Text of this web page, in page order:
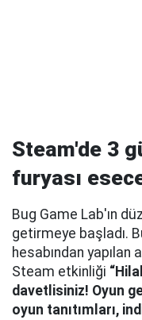
Steam'de 3
furyası
Bug Game Lab'ın
getirmeye başladı.
hesabından yapılan
Steam etkinliği
davetlisiniz! Oyun
oyun tanıtımları,